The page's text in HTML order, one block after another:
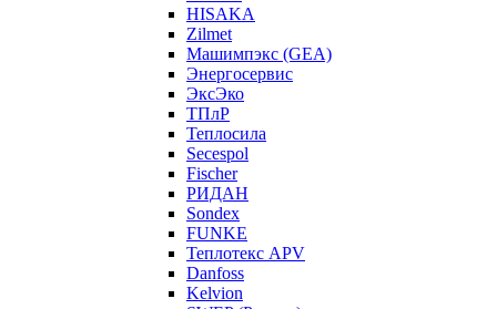
HISAKA
Zilmet
Машимпэкс (GEA)
Энергосервис
ЭксЭко
ТПлР
Теплосила
Secespol
Fischer
РИДАН
Sondex
FUNKE
Теплотекс APV
Danfoss
Kelvion